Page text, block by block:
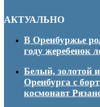
АКТУАЛЬНО
В Оренбуржье
году жеребенок
Белый, золотой
Оренбурга с
космонавт